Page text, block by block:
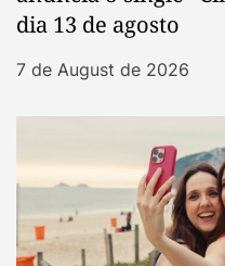
dia 13 de agosto
7 de August de 2026